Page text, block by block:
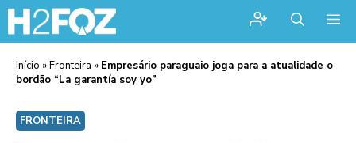
Início »Fronteira » Empresário paraguaio joga para a atualidade o
bordão “La garantía soy yo”
FRONTEIRA